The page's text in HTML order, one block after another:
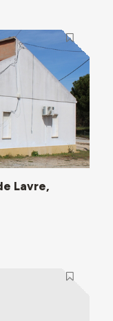
Lavre,